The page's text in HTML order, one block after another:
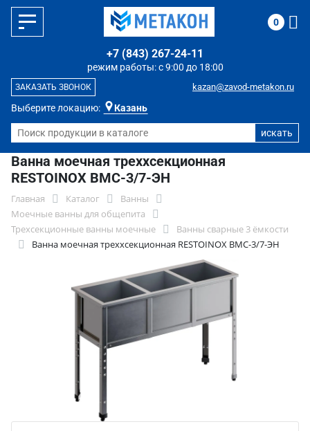
Выберите локацию: Казань
режим работы: с 9:00 до 18:00
+7 (843) 267-24-11
kazan@zavod-metakon.ru
ЗАКАЗАТЬ ЗВОНОК
0
Ванна моечная треххсекционная
RESTOINOX ВМС-3/7-ЭН
Главная Каталог
Ванны
Моечные ванны для общепита
Трехсекционные ванны моечные
Ванны сварные 3 ёмкости
Ванна моечная треххсекционная RESTOINOX ВМС-3/7-ЭН